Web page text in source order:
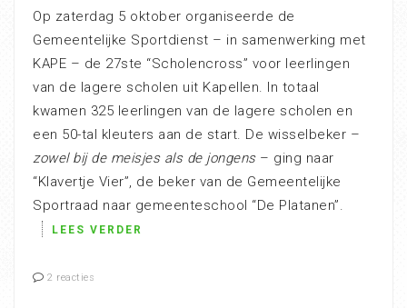
Op zaterdag 5 oktober organiseerde de
Gemeentelijke Sportdienst – in samenwerking met
KAPE – de 27ste “Scholencross” voor leerlingen
van de lagere scholen uit Kapellen. In totaal
kwamen 325 leerlingen van de lagere scholen en
een 50-tal kleuters aan de start. De wisselbeker –
zowel bij de meisjes als de jongens– ging naar
“Klavertje Vier”, de beker van de Gemeentelijke
Sportraad naar gemeenteschool “De Platanen”.
LEES VERDER
2 reacties